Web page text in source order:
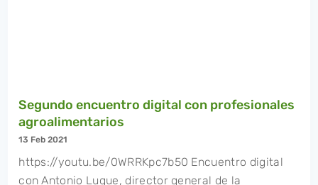
Segundo encuentro digital con profesionales
agroalimentarios
13 Feb 2021
https://youtu.be/0WRRKpc7b50 Encuentro digital
con Antonio Luque, director general de la